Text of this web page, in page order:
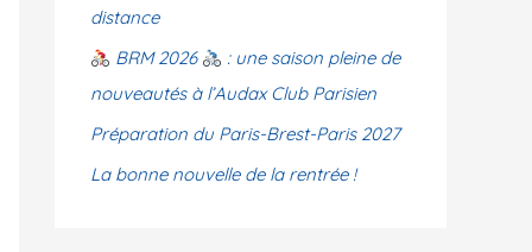
e
s
distance
BRM 2026
: une saison pleine de
nouveautés à l’Audax Club Parisien
Préparation du Paris-Brest-Paris 2027
La bonne nouvelle de la rentrée !